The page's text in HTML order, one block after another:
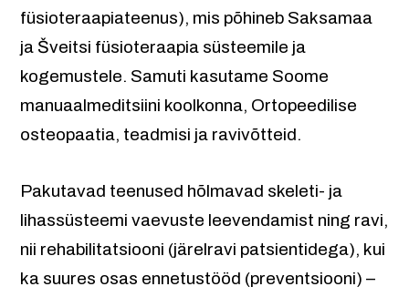
füsioteraapiateenus), mis põhineb Saksamaa
ja Šveitsi füsioteraapia süsteemile ja
kogemustele. Samuti kasutame Soome
manuaalmeditsiini koolkonna, Ortopeedilise
osteopaatia, teadmisi ja ravivõtteid.
Pakutavad teenused hõlmavad skeleti- ja
lihassüsteemi vaevuste leevendamist ning ravi,
nii rehabilitatsiooni (järelravi patsientidega), kui
ka suures osas ennetustööd (preventsiooni) –